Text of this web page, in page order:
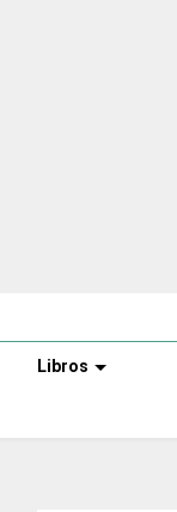
Libros